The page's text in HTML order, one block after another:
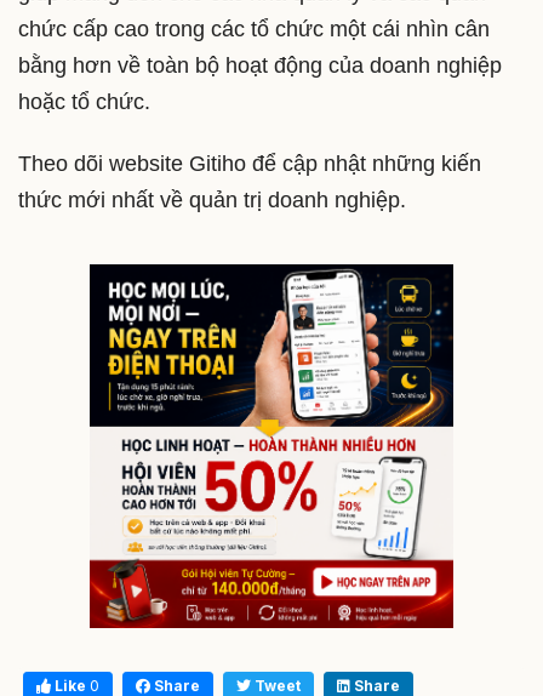
chức cấp cao trong các tổ chức một cái nhìn cân
bằng hơn về toàn bộ hoạt động của doanh nghiệp
hoặc tổ chức.
Theo dõi website Gitiho để cập nhật những kiến
thức mới nhất về quản trị doanh nghiệp.
Like 0 Share Tweet Share